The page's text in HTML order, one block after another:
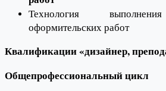
Технология
оформительских работ
Квалификации «дизайнер,
Общепрофессиональный цикл